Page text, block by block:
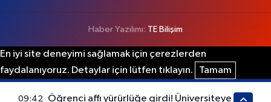
Haber Yazılımı: TE Bilişim
En iyi site deneyimi sağlamak için çerezlerden
faydalanıyoruz. Detaylar için lütfen tıklayın.
Tamam
09:42 Öğrenci affı yürürlüğe girdi! Üniversiteye